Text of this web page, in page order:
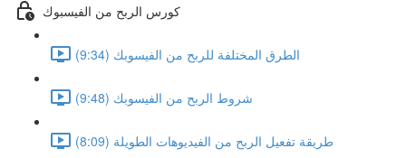
كورس الربح من الفيسبوك
الطرق المختلفة للربح من الفيسوبك (9:34)
شروط الربح من الفيسوبك (9:48)
طريقة تفعيل الربح من الفيديوهات الطويلة (8:09)